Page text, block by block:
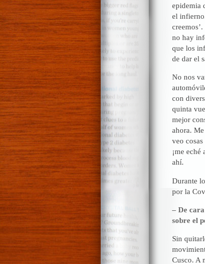
epidemia
el
no hay
que los
de dar el
No nos
con
quinta
mejor
ahora.
veo
¡me
ahí.
Durante
por la
– De
sobre el
Sin
Cusco. A